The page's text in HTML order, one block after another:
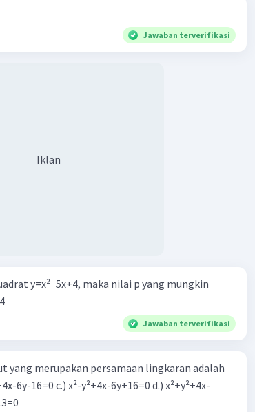
x = -5. Oleh karena itu, solusi untuk
semua nilai x di antara interval tersebut,
Jawaban terverifikasi
Iklan
y=x²−5x+4, maka nilai p yang mungkin
Jawaban terverifikasi
yang merupakan persamaan lingkaran adalah
6y-16=0 c.) x²-y²+4x-6y+16=0 d.) x²+y²+4x-